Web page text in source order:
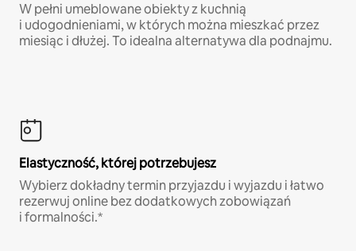
W pełni umeblowane obiekty z kuchnią
i udogodnieniami, w których można mieszkać przez
miesiąc i dłużej. To idealna alternatywa dla podnajmu.
Elastyczność, której potrzebujesz
Wybierz dokładny termin przyjazdu i wyjazdu i łatwo
rezerwuj online bez dodatkowych zobowiązań
i formalności.*